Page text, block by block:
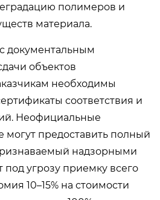
полимеров и
материала.
документальным
объектов
необходимы
соответствия и
Неофициальные
могут предоставить полный
надзорными
под угрозу приемку всего
10–15% на стоимости